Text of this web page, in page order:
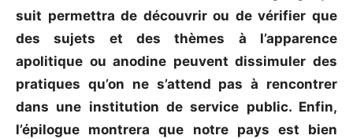
suit permettra de découvrir ou de vérifier que
des sujets et des thèmes à l’apparence
apolitique ou anodine peuvent dissimuler des
pratiques qu’on ne s’attend pas à rencontrer
dans une institution de service public. Enfin,
l’épilogue montrera que notre pays est bien